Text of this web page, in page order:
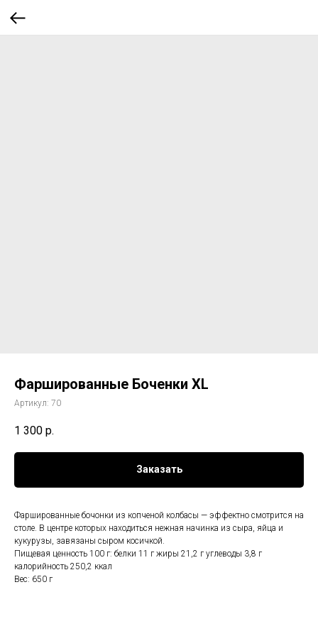
Фаршированные Боченки XL
Артикул: 70
1 300 р.
Заказать
Фаршированные бочонки из копченой колбасы — эффектно смотрится на
столе. В центре которых находиться нежная начинка из сыра, яйца и
кукурузы, завязаны сыром косичкой.
Пищевая ценность 100 г: белки 11 г жиры 21,2 г углеводы 3,8 г
калорийность 250,2 ккал
Вес: 650 г